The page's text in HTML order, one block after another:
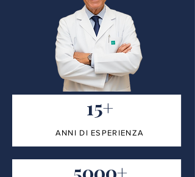
15+
ANNI DI ESPERIENZA